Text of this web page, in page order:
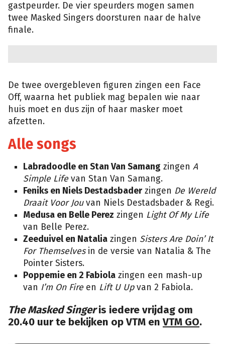
gastpeurder. De vier speurders mogen samen
twee Masked Singers doorsturen naar de halve
finale.
De twee overgebleven figuren zingen een Face
Off, waarna het publiek mag bepalen wie naar
huis moet en dus zijn of haar masker moet
afzetten.
Alle songs
Labradoodle en Stan Van Samang zingen A
Simple Lifevan Stan Van Samang.
Feniks en Niels Destadsbader zingen De Wereld
Draait Voor Jouvan Niels Destadsbader & Regi.
Medusa en Belle Perez zingen Light Of My Life
van Belle Perez.
Zeeduivel en Natalia zingen Sisters Are Doin’ It
For Themselvesin de versie van Natalia & The
Pointer Sisters.
Poppemie en 2 Fabiola zingen een mash-up
van I’m On Fireen Lift U Upvan 2 Fabiola.
The Masked Singeris iedere vrijdag om
20.40 uur te bekijken op VTM enVTM GO.